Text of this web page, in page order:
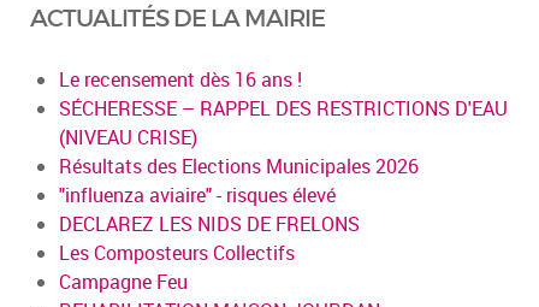
ACTUALITÉS DE LA MAIRIE
Le recensement dès 16 ans !
SÉCHERESSE – RAPPEL DES RESTRICTIONS D'EAU
(NIVEAU CRISE)
Résultats des Elections Municipales 2026
"influenza aviaire" - risques élevé
DECLAREZ LES NIDS DE FRELONS
Les Composteurs Collectifs
Campagne Feu